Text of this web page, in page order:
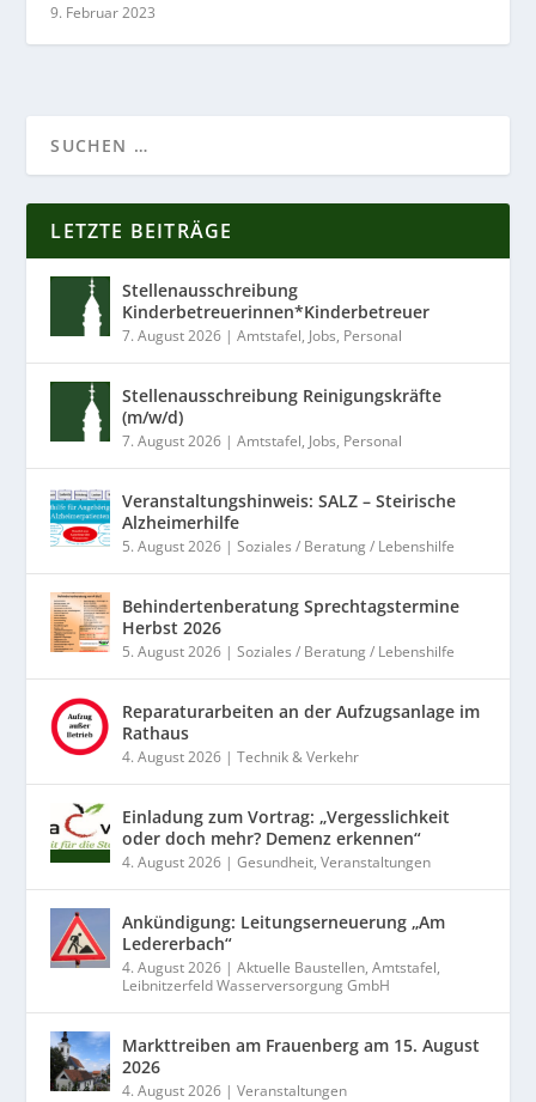
9. Februar 2023
LETZTE BEITRÄGE
Stellenausschreibung
Kinderbetreuerinnen*Kinderbetreuer
7. August 2026 |Amtstafel, Jobs, Personal
Stellenausschreibung Reinigungskräfte
(m/w/d)
7. August 2026 |Amtstafel, Jobs, Personal
Veranstaltungshinweis: SALZ – Steirische
Alzheimerhilfe
5. August 2026 |Soziales / Beratung / Lebenshilfe
Behindertenberatung Sprechtagstermine
Herbst 2026
5. August 2026 |Soziales / Beratung / Lebenshilfe
Reparaturarbeiten an der Aufzugsanlage im
Rathaus
4. August 2026 |Technik & Verkehr
Einladung zum Vortrag: „Vergesslichkeit
oder doch mehr? Demenz erkennen“
4. August 2026 |Gesundheit,Veranstaltungen
Ankündigung: Leitungserneuerung „Am
Ledererbach“
4. August 2026 |Aktuelle Baustellen,Amtstafel,
Leibnitzerfeld Wasserversorgung GmbH
Markttreiben am Frauenberg am 15. August
2026
4. August 2026 |Veranstaltungen